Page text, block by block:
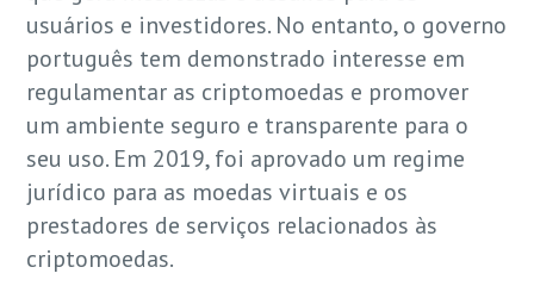
usuários e investidores. No entanto, o governo
português tem demonstrado interesse em
regulamentar as criptomoedas e promover
um ambiente seguro e transparente para o
seu uso. Em 2019, foi aprovado um regime
jurídico para as moedas virtuais e os
prestadores de serviços relacionados às
criptomoedas.